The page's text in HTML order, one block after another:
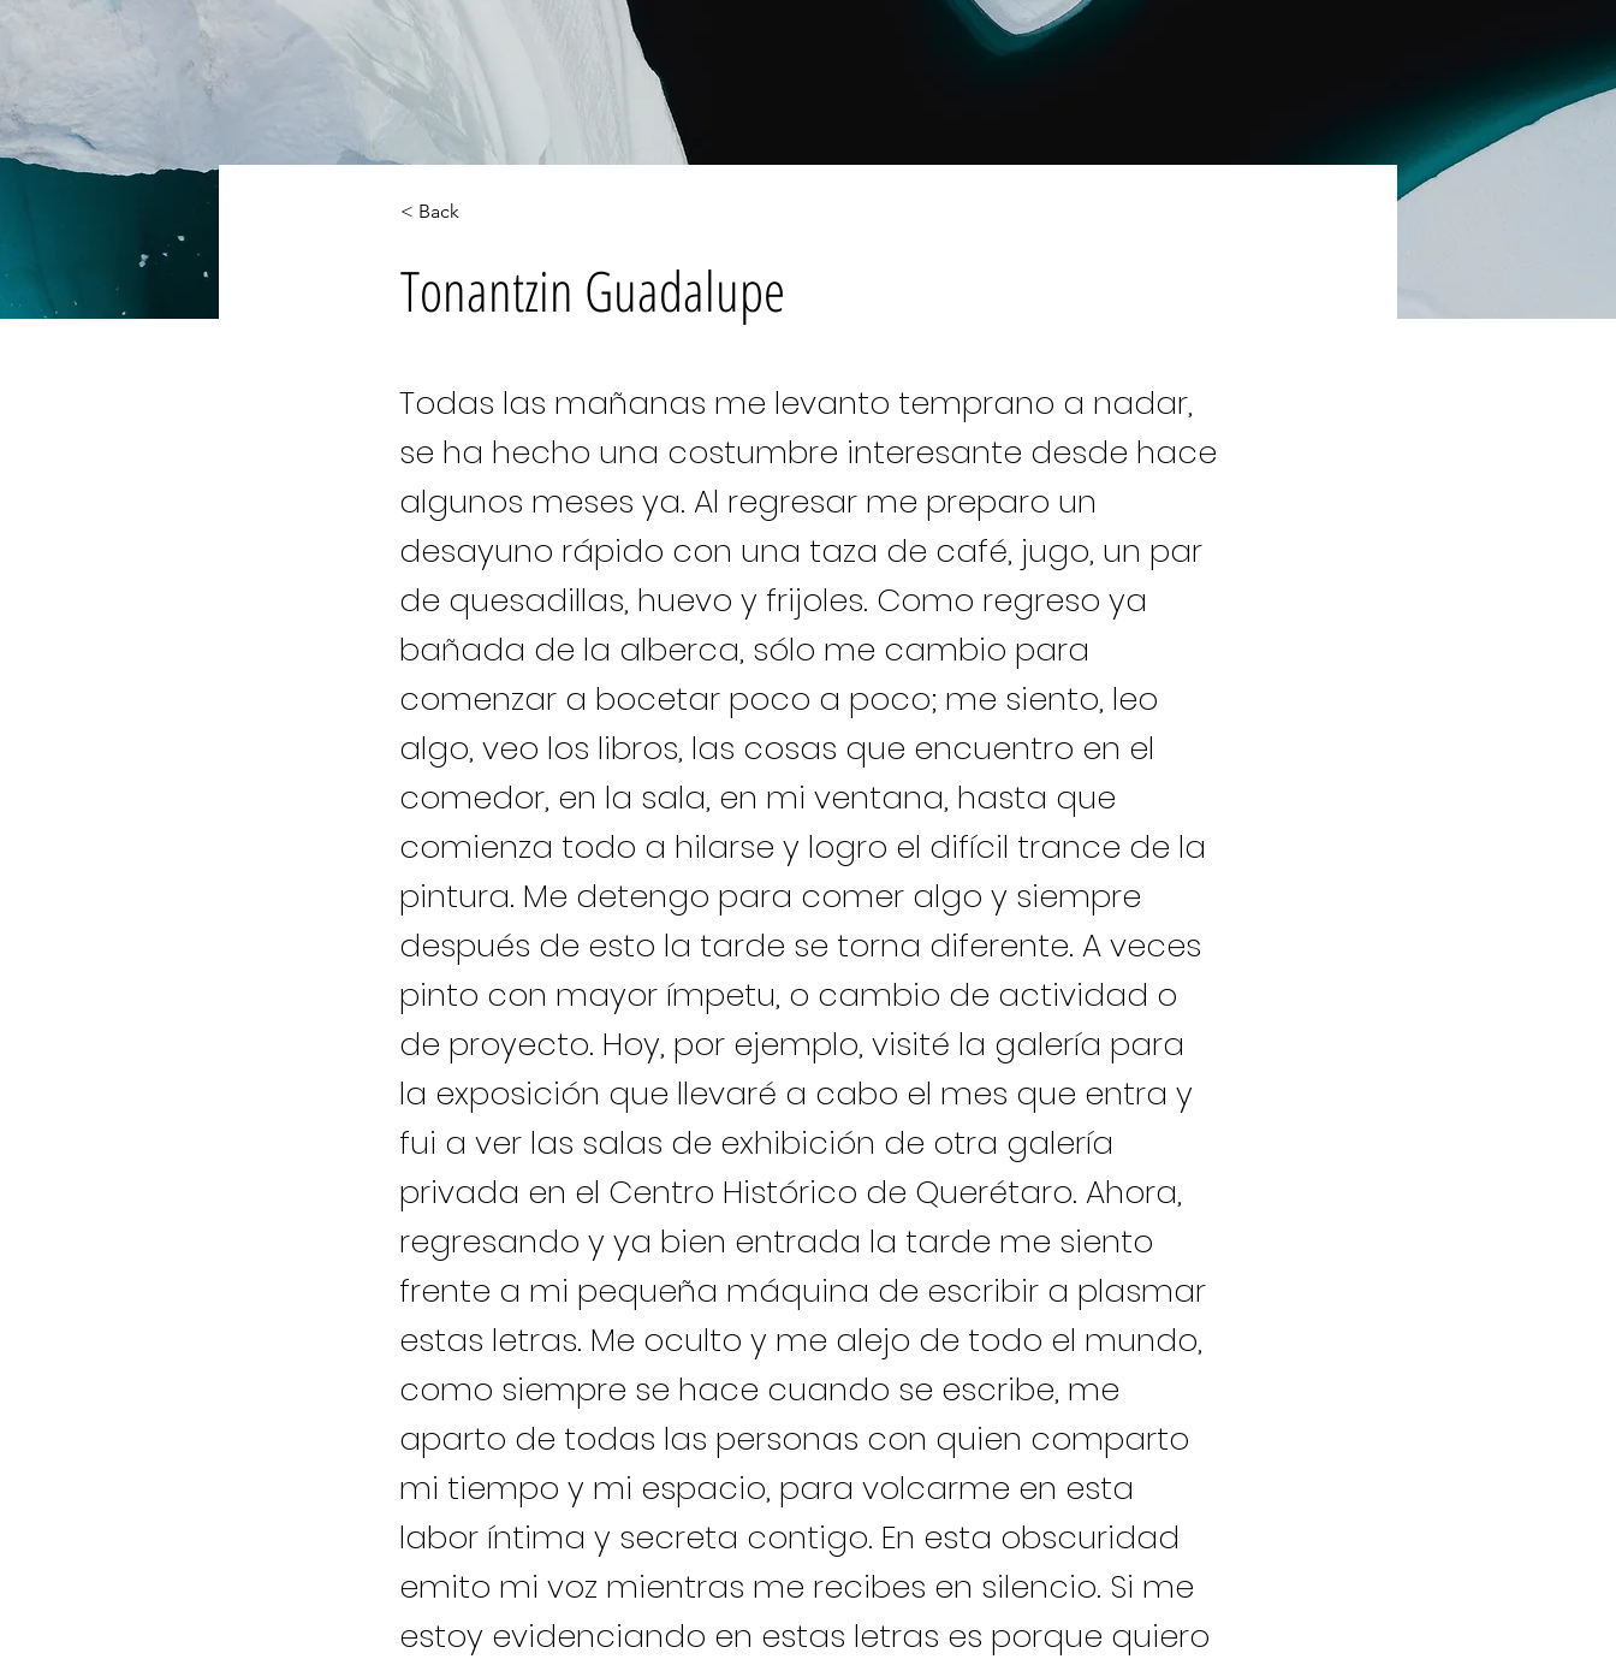
< Back
Tonantzin Guadalupe
Todas las mañanas me levanto temprano a nadar,
se ha hecho una costumbre interesante desde hace
algunos meses ya. Al regresar me preparo un
desayuno rápido con una taza de café, jugo, un par
de quesadillas, huevo y frijoles. Como regreso ya
bañada de la alberca, sólo me cambio para
comenzar a bocetar poco a poco; me siento, leo
algo, veo los libros, las cosas que encuentro en el
comedor, en la sala, en mi ventana, hasta que
comienza todo a hilarse y logro el difícil trance de la
pintura. Me detengo para comer algo y siempre
después de esto la tarde se torna diferente. A veces
pinto con mayor ímpetu, o cambio de actividad o
de proyecto. Hoy, por ejemplo, visité la galería para
la exposición que llevaré a cabo el mes que entra y
fui a ver las salas de exhibición de otra galería
privada en el Centro Histórico de Querétaro. Ahora,
regresando y ya bien entrada la tarde me siento
frente a mi pequeña máquina de escribir a plasmar
estas letras. Me oculto y me alejo de todo el mundo,
como siempre se hace cuando se escribe, me
aparto de todas las personas con quien comparto
mi tiempo y mi espacio, para volcarme en esta
labor íntima y secreta contigo. En esta obscuridad
emito mi voz mientras me recibes en silencio. Si me
estoy evidenciando en estas letras es porque quiero